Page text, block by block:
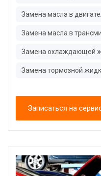
Замена масла в
Замена масла в
Замена охлаждающей
Замена тормозной
Записаться на